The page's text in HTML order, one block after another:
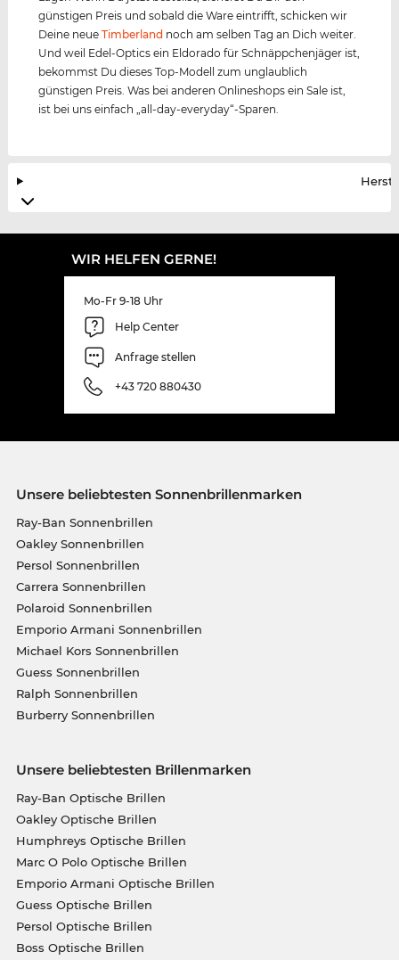
günstigen Preis und sobald die Ware eintrifft, schicken wir
Deine neueTimberland noch am selben Tag an Dich weiter.
Und weil Edel-Optics ein Eldorado für Schnäppchenjäger ist,
bekommst Du dieses Top-Modell zum unglaublich
günstigen Preis. Was bei anderen Onlineshops ein Sale ist,
ist bei uns einfach „all-day-everyday“-Sparen.
WIR HELFEN GERNE!
Mo-Fr 9-18 Uhr
Help Center
Anfrage stellen
+43 720 880430
Unsere beliebtesten Sonnenbrillenmarken
Ray-Ban Sonnenbrillen
Oakley Sonnenbrillen
Persol Sonnenbrillen
Carrera Sonnenbrillen
Polaroid Sonnenbrillen
Emporio Armani Sonnenbrillen
Michael Kors Sonnenbrillen
Guess Sonnenbrillen
Ralph Sonnenbrillen
Burberry Sonnenbrillen
Unsere beliebtesten Brillenmarken
Ray-Ban Optische Brillen
Oakley Optische Brillen
Humphreys Optische Brillen
Marc O Polo Optische Brillen
Emporio Armani Optische Brillen
Guess Optische Brillen
Persol Optische Brillen
Boss Optische Brillen